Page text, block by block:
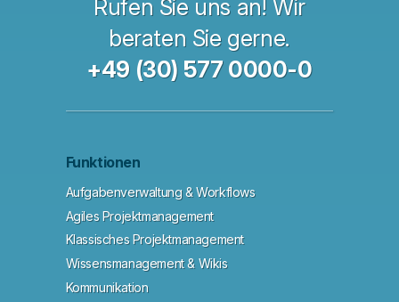
Rufen Sie uns an! Wir
beraten Sie gerne.
+49 (30) 577 0000-0
Funktionen
Aufgabenverwaltung & Workflows
Agiles Projektmanagement
Klassisches Projektmanagement
Wissensmanagement & Wikis
Kommunikation